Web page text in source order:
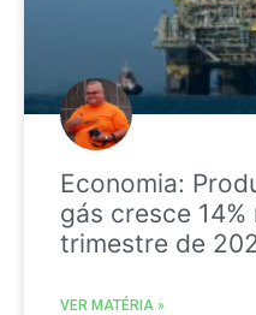
Economia:
gás cresce
trimestre de
VER MATÉRIA »